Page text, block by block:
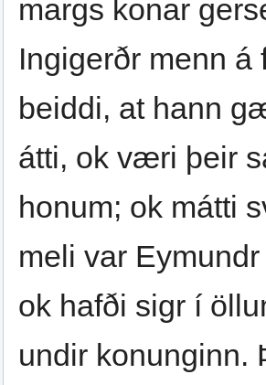
margs konar
Ingigerðr menn á
beiddi, at hann
átti, ok væri þeir
honum; ok mátti
meli var
ok hafði sigr í
undir konunginn.